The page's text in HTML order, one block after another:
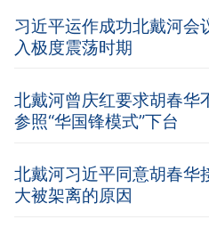
习近平运作成功北戴河会
入极度震荡时期
北戴河曾庆红要求胡春华
参照“华国锋模式”下台
北戴河习近平同意胡春华
大被架离的原因